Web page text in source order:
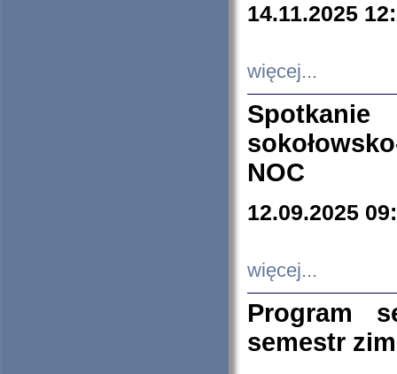
14.11.2025
więcej...
NOC
12.09.2025
więcej...
Program
semestr